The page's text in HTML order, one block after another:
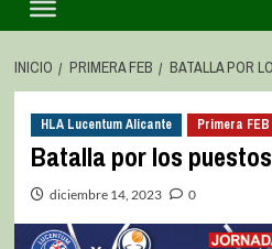
INICIO PRIMERA FEB BATALLA POR
HLA Lucentum Alicante Primera FEB
Batalla por los
diciembre 14, 2023 0